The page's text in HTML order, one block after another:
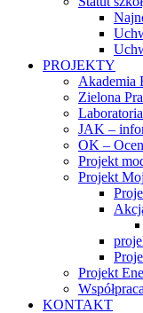
PROJEKTY
Akademia
Zielona
JAK –
OK –
Projekt
Projekt
Projekt
KONTAKT